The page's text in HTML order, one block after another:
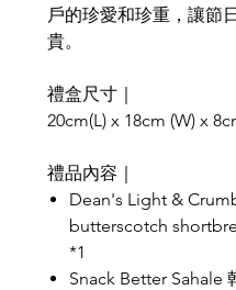
戶的珍愛和珍重，讓節
貴。
禮盒尺寸｜
20cm(L) x 18cm (W) x
禮品內容｜
Dean's Light &
butterscotch
*1
Snack Better Sahale